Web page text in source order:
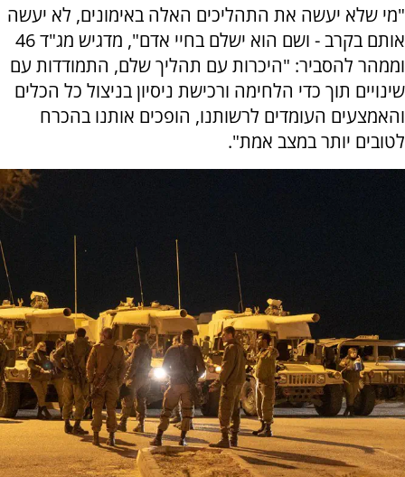
"מי שלא יעשה את התהליכים האלה באימונים, לא יעשה
אותם בקרב - ושם הוא ישלם בחיי אדם", מדגיש מג"ד 46
וממהר להסביר: "היכרות עם תהליך שלם, התמודדות עם
שינויים תוך כדי הלחימה ורכישת ניסיון בניצול כל הכלים
והאמצעים העומדים לרשותנו, הופכים אותנו בהכרח
לטובים יותר במצב אמת".